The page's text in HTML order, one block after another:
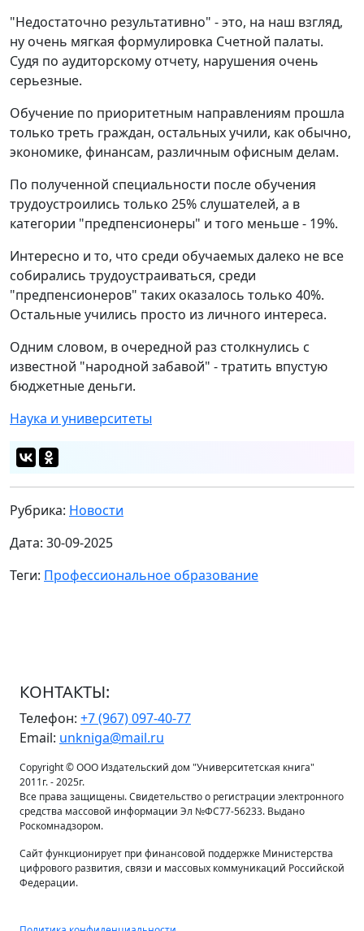
"Недостаточно результативно" - это, на наш взгляд,
ну очень мягкая формулировка Счетной палаты.
Судя по аудиторскому отчету, нарушения очень
серьезные.
Обучение по приоритетным направлениям прошла
только треть граждан, остальных учили, как обычно,
экономике, финансам, различным офисным делам.
По полученной специальности после обучения
трудоустроились только 25% слушателей, а в
категории "предпенсионеры" и того меньше - 19%.
Интересно и то, что среди обучаемых далеко не все
собирались трудоустраиваться, среди
"предпенсионеров" таких оказалось только 40%.
Остальные учились просто из личного интереса.
Одним словом, в очередной раз столкнулись с
известной "народной забавой" - тратить впустую
бюджетные деньги.
Наука и университеты
Рубрика: Новости
Дата: 30-09-2025
Теги: Профессиональное образование
КОНТАКТЫ:
Телефон: +7 (967) 097-40-77
Email: unkniga@mail.ru
Copyright © ООО Издательский дом "Университетская книга"
2011г. - 2025г.
Все права защищены. Свидетельство о регистрации электронного
средства массовой информации Эл №ФС77-56233. Выдано
Роскомнадзором.
Сайт функционирует при финансовой поддержке Министерства
цифрового развития, связи и массовых коммуникаций Российской
Федерации.